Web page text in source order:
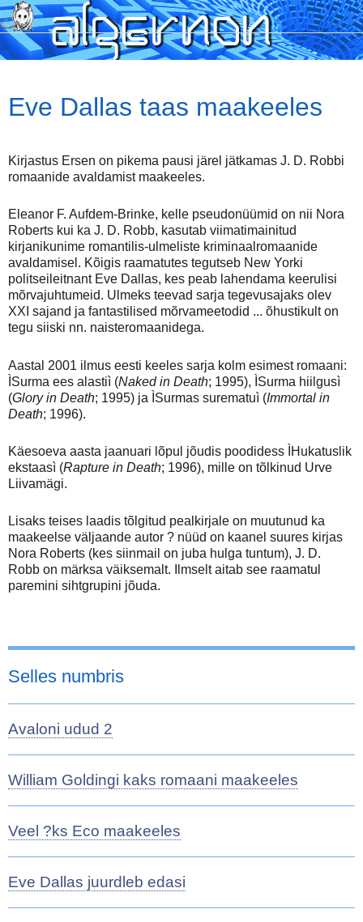
Skip
to
main
content
Eve Dallas taas maakeeles
Kirjastus Ersen on pikema pausi järel jätkamas J. D. Robbi
romaanide avaldamist maakeeles.
Eleanor F. Aufdem-Brinke, kelle pseudonüümid on nii Nora
Roberts kui ka J. D. Robb, kasutab viimatimainitud
kirjanikunime romantilis-ulmeliste kriminaalromaanide
avaldamisel. Kõigis raamatutes tegutseb New Yorki
politseileitnant Eve Dallas, kes peab lahendama keerulisi
mõrvajuhtumeid. Ulmeks teevad sarja tegevusajaks olev
XXI sajand ja fantastilised mõrvameetodid ... õhustikult on
tegu siiski nn. naisteromaanidega.
Aastal 2001 ilmus eesti keeles sarja kolm esimest romaani:
ÌSurma ees alastiì (Naked in Death; 1995), ÌSurma hiilgusì
(Glory in Death; 1995) ja ÌSurmas surematuì (Immortal in
Death; 1996).
Käesoeva aasta jaanuari lõpul jõudis poodidess ÌHukatuslik
ekstaasì (Rapture in Death; 1996), mille on tõlkinud Urve
Liivamägi.
Lisaks teises laadis tõlgitud pealkirjale on muutunud ka
maakeelse väljaande autor ? nüüd on kaanel suures kirjas
Nora Roberts (kes siinmail on juba hulga tuntum), J. D.
Robb on märksa väiksemalt. Ilmselt aitab see raamatul
paremini sihtgrupini jõuda.
Selles numbris
Avaloni udud 2
William Goldingi kaks romaani maakeeles
Veel ?ks Eco maakeeles
Eve Dallas juurdleb edasi